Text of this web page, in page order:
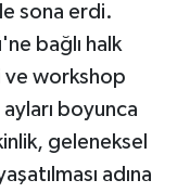
sona erdi.
bağlı halk
ve workshop
boyunca
geleneksel
adına